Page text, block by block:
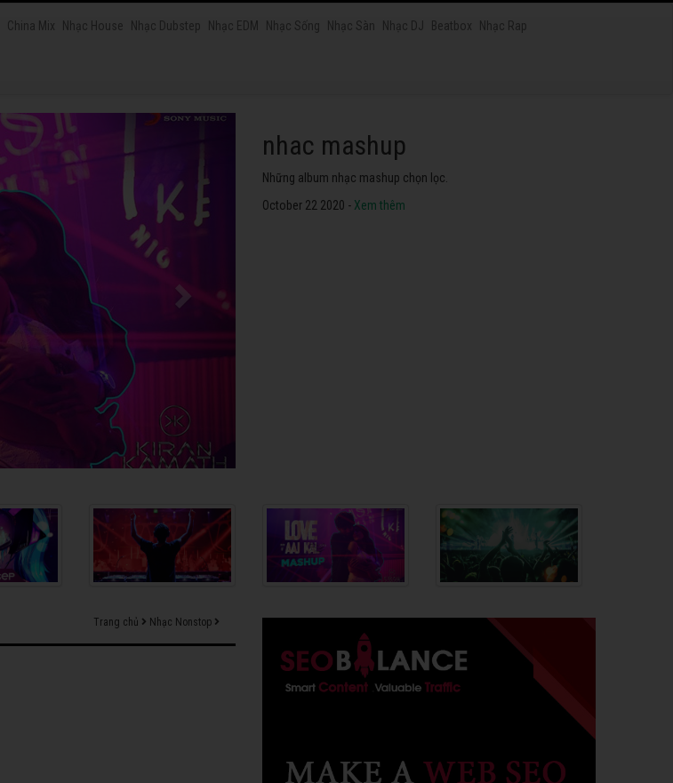
China Mix Nhạc House Nhạc Dubstep Nhạc EDM Nhạc Sống Nhạc Sàn Nhạc DJ Beatbox Nhạc Rap
nhac mashup
Những album nhạc mashup chọn lọc.
October 22 2020 - Xem thêm
Trang chủ Nhạc Nonstop